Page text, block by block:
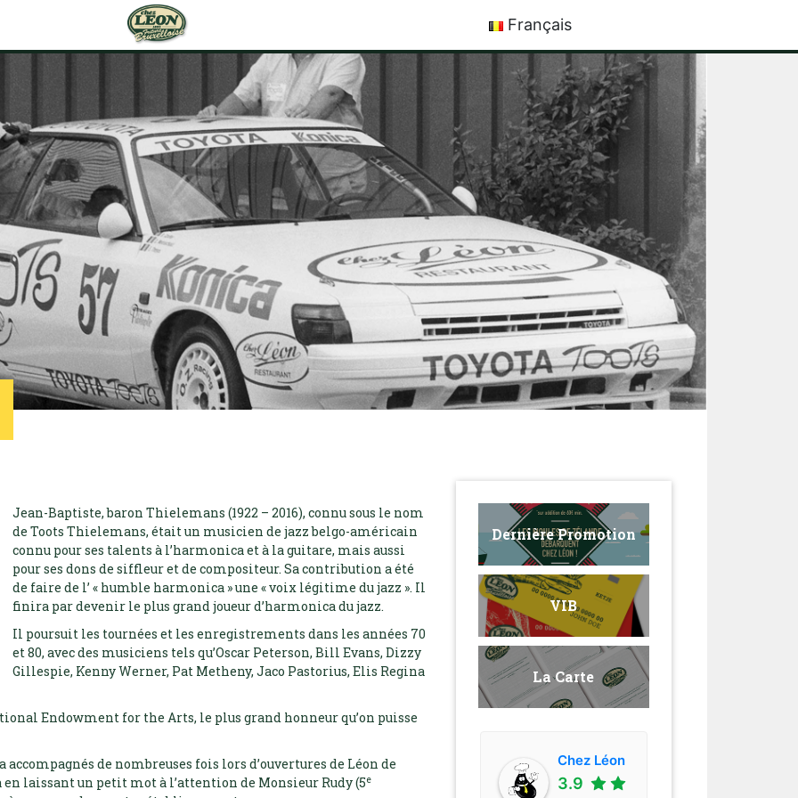
Français
Nederlands
English
Jean-Baptiste, baron Thielemans (1922 – 2016), connu sous le nom
de Toots Thielemans, était un musicien de jazz belgo-américain
connu pour ses talents à l’harmonica et à la guitare, mais aussi
pour ses dons de siffleur et de compositeur. Sa contribution a été
de faire de l’ « humble harmonica » une « voix légitime du jazz ». Il
finira par devenir le plus grand joueur d’harmonica du jazz.
Il poursuit les tournées et les enregistrements dans les années 70
et 80, avec des musiciens tels qu’Oscar Peterson, Bill Evans, Dizzy
Gillespie, Kenny Werner, Pat Metheny, Jaco Pastorius, Elis Regina
Endowment for the Arts, le plus grand honneur qu’on puisse
de nombreuses fois lors d’ouvertures de Léon de
laissant un petit mot à l’attention de Monsieur Rudy (5e
Dernière Promotion
VIB
La Carte
Chez Léon
3.9